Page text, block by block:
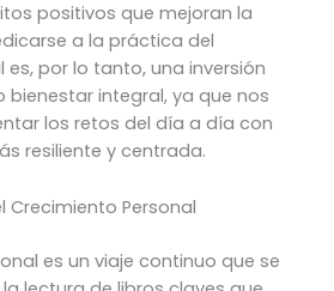
positivos que mejoran la
a la práctica del
por lo tanto, una inversión
bienestar integral, ya que nos
los retos del día a día con
resiliente y centrada.
Crecimiento Personal
es un viaje continuo que se